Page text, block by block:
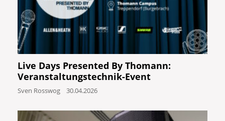
Live Days Presented By Thomann:
Veranstaltungstechnik-Event
Sven Rosswog 30.04.2026